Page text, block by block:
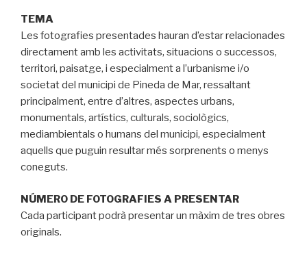
TEMA
Les fotografies presentades hauran d’estar relacionades
directament amb les activitats, situacions o successos,
territori, paisatge, i especialment a l’urbanisme i/o
societat del municipi de Pineda de Mar, ressaltant
principalment, entre d’altres, aspectes urbans,
monumentals, artístics, culturals, sociològics,
mediambientals o humans del municipi, especialment
aquells que puguin resultar més sorprenents o menys
coneguts.
NÚMERO DE FOTOGRAFIES A PRESENTAR
Cada participant podrà presentar un màxim de tres obres
originals.